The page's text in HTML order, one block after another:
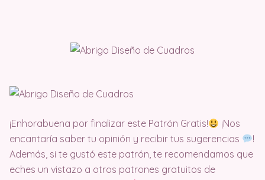
¡Enhorabuena por finalizar este Patrón Gratis!
¡Nos
encantaría saber tu opinión y recibir tus sugerencias
!
Además, si te gustó este patrón, te recomendamos que
eches un vistazo a otros patrones gratuitos de